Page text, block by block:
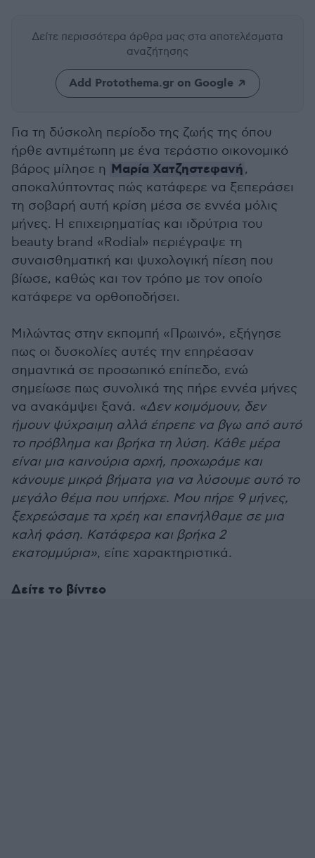
Δείτε περισσότερα άρθρα μας στα αποτελέσματα
αναζήτησης
Add Protothema.gr on Google
Για τη δύσκολη περίοδο της ζωής της όπου
ήρθε αντιμέτωπη με ένα τεράστιο οικονομικό
βάρος μίλησε η Μαρία Χατζηστεφανή,
αποκαλύπτοντας πώς κατάφερε να ξεπεράσει
τη σοβαρή αυτή κρίση μέσα σε εννέα μόλις
μήνες. Η επιχειρηματίας και ιδρύτρια του
beauty brand «Rodial» περιέγραψε τη
συναισθηματική και ψυχολογική πίεση που
βίωσε, καθώς και τον τρόπο με τον οποίο
κατάφερε να ορθοποδήσει.
Μιλώντας στην εκπομπή «Πρωινό», εξήγησε
πως οι δυσκολίες αυτές την επηρέασαν
σημαντικά σε προσωπικό επίπεδο, ενώ
σημείωσε πως συνολικά της πήρε εννέα μήνες
να ανακάμψει ξανά. «Δεν κοιμόμουν, δεν
ήμουν ψύχραιμη αλλά έπρεπε να βγω από αυτό
το πρόβλημα και βρήκα τη λύση. Κάθε μέρα
είναι μια καινούρια αρχή, προχωράμε και
κάνουμε μικρά βήματα για να λύσουμε αυτό το
μεγάλο θέμα που υπήρχε. Μου πήρε 9 μήνες,
ξεχρεώσαμε τα χρέη και επανήλθαμε σε μια
καλή φάση. Κατάφερα και βρήκα 2
εκατομμύρια», είπε χαρακτηριστικά.
Δείτε το βίντεο